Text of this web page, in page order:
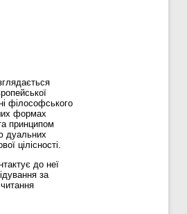
філософського
формах
принципом
дуальних
цілісності.
до неї
за